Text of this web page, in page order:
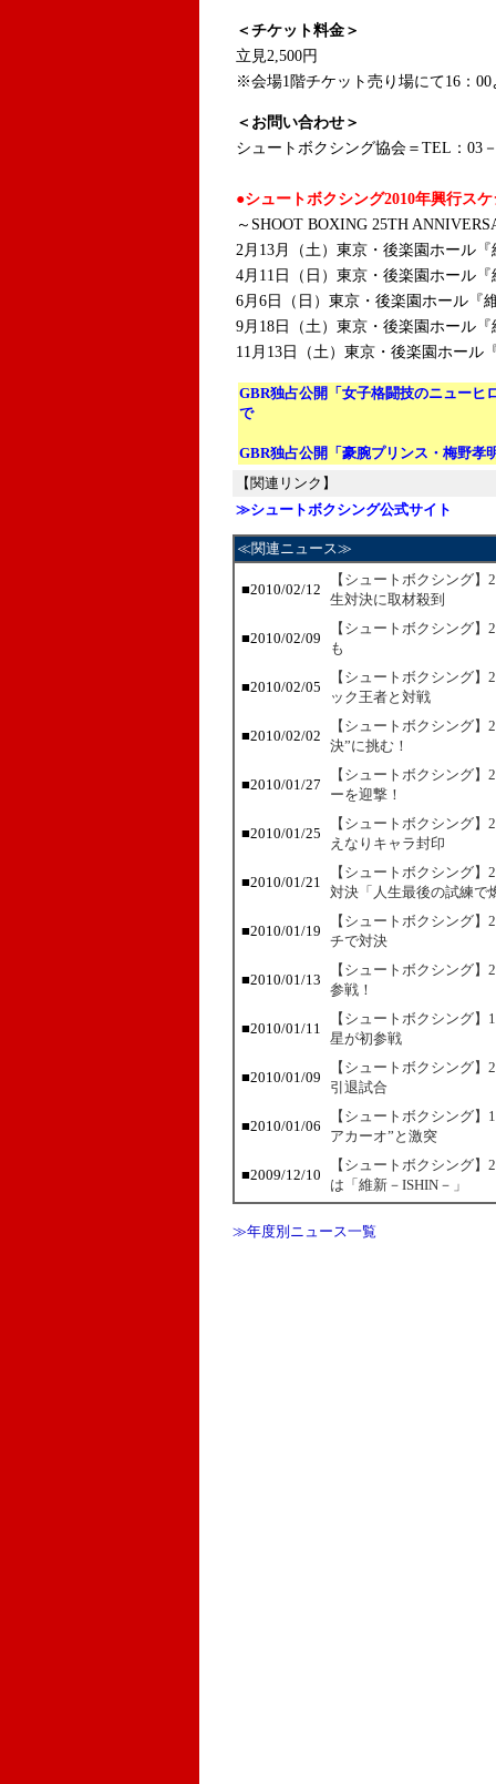
＜チケット料金＞
立見2,500円
※会場1階チケット売り場にて16：00
＜お問い合わせ＞
シュートボクシング協会＝TEL：03
●シュートボクシング2010年興行ス
～SHOOT BOXING 25TH
2月13月（土）東京・後楽園ホール
4月11日（日）東京・後楽園ホー
6月6日（日）東京・後楽園ホール
9月18日（土）東京・後楽園ホール
11月13日（土）東京・後楽園ホー
GBR独占公開「女子格闘技のニューヒ
で
GBR独占公開「豪腕プリンス・梅野孝
【関連リンク】
≫シュートボクシング公式サイト
≪関連ニュース≫
■2010/02/12
【シュートボクシング
生対決に取材殺到
■2010/02/09
【シュートボクシング
も
■2010/02/05
【シュートボクシング
ック王者と対戦
■2010/02/02
【シュートボクシング
決”に挑む！
■2010/01/27
【シュートボクシング
ーを迎撃！
■2010/01/25
【シュートボクシング
えなりキャラ封印
■2010/01/21
【シュートボクシング
対決「人生最後の試練で
■2010/01/19
【シュートボクシング
チで対決
■2010/01/13
【シュートボクシング
参戦！
■2010/01/11
【シュートボクシング
星が初参戦
■2010/01/09
【シュートボクシング
引退試合
■2010/01/06
【シュートボクシング
アカーオ”と激突
■2009/12/10
【シュートボクシング
は「維新－ISHIN－」
≫年度別ニュース一覧